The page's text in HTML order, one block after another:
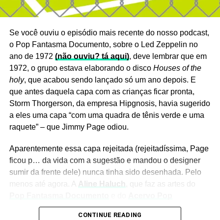
Filho do fotógrafo Max Vargas, Alberto foi marcado pelos
ensinamentos do pai (aprendeu a mexer num aerógrafo
aos 13 anos) e pelas capas sensuais da revista francesa
numa viagem a Paris. Em 1916, já vivendo nos EUA,
começou a fazer desenhos de moda.
, que botou Vargas para ilustrar seus calendários
Se você ouviu o episódio mais recente do nosso podcast,
o Pop Fantasma Documento, sobre o Led Zeppelin no
ano de 1972 (não ouviu? tá aqui), deve lembrar que em
1972, o grupo estava elaborando o disco Houses of the
holy, que acabou sendo lançado só um ano depois. E
que antes daquela capa com as crianças ficar pronta,
Storm Thorgerson, da empresa Hipgnosis, havia sugerido
a eles uma capa “com uma quadra de tênis verde e uma
raquete” – que Jimmy Page odiou.
Aparentemente essa capa rejeitada (rejeitadíssima, Page
ficou p… da vida com a sugestão e mandou o designer
sumir da frente dele) nunca tinha sido desenhada. Pelo
menos até agora. A
Aline Haluch
, que faz as artes do
Fantasma, fez três versões da ideia original de Storm
CONTINUE READING